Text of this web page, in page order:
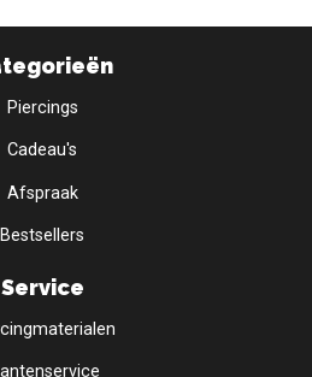
Piercings
Cadeau's
Afspraak
Bestsellers
Service